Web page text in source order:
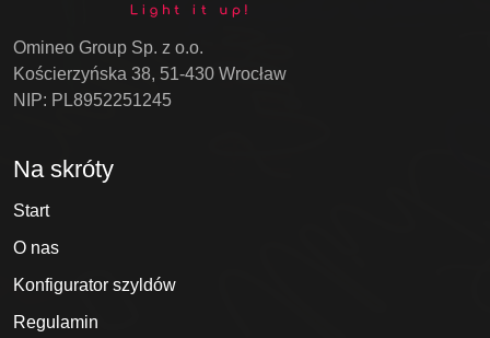
Omineo Group Sp. z o.o.
Kościerzyńska 38, 51-430 Wrocław
NIP: PL8952251245
Na skróty
Start
O nas
Konfigurator szyldów
Regulamin